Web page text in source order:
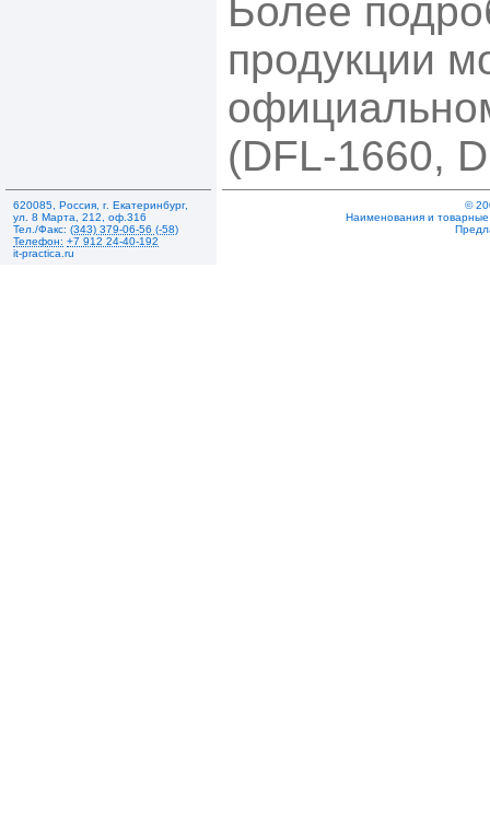
Более
продукции
(DFL-1660,
620085 Россия г. Екатеринбург,
ул. 8 Марта, 212
оф.316
Тел./Факс: (343) 379-06-56 (-58)
Телефон: +7 912 24-40-192
it-practica.ru
©
Наименования и товарные